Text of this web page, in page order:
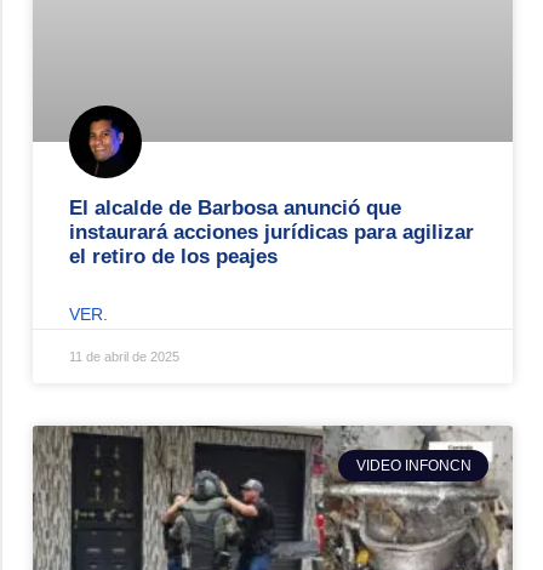
El alcalde de Barbosa anunció que
instaurará acciones jurídicas para agilizar
el retiro de los peajes
VER.
11 de abril de 2025
VIDEO INFONCN